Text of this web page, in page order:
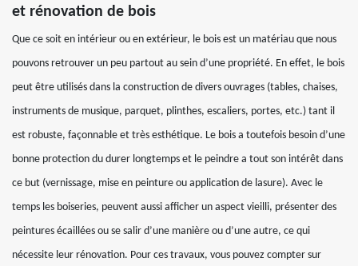
et rénovation de bois
Que ce soit en intérieur ou en extérieur, le bois est un matériau que nous
pouvons retrouver un peu partout au sein d’une propriété. En effet, le bois
peut être utilisés dans la construction de divers ouvrages (tables, chaises,
instruments de musique, parquet, plinthes, escaliers, portes, etc.) tant il
est robuste, façonnable et très esthétique. Le bois a toutefois besoin d’une
bonne protection du durer longtemps et le peindre a tout son intérêt dans
ce but (vernissage, mise en peinture ou application de lasure). Avec le
temps les boiseries, peuvent aussi afficher un aspect vieilli, présenter des
peintures écaillées ou se salir d’une manière ou d’une autre, ce qui
nécessite leur rénovation. Pour ces travaux, vous pouvez compter sur